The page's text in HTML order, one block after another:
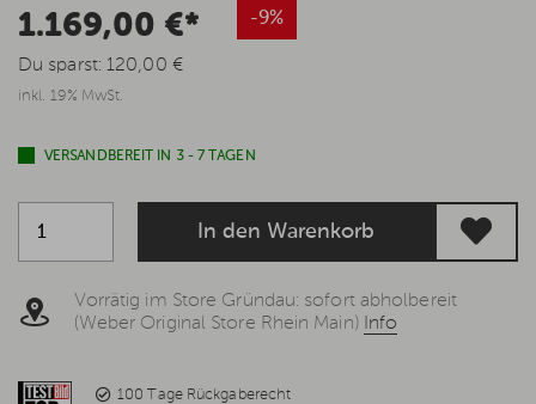
1.169,00 €* -9%
Du sparst:120,00 €
inkl. 19% MwSt.
VERSANDBEREIT IN 3 - 7 TAGEN
In den Warenkorb
Vorrätig im Store Gründau: sofort abholbereit
(Weber Original Store Rhein Main) Info
100 Tage Rückgaberecht